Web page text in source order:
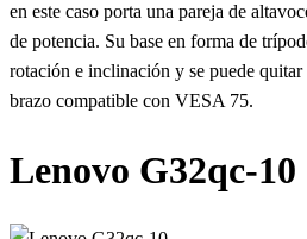
en este caso porta una pareja de
de potencia. Su base en forma de
rotación e inclinación y se puede
brazo compatible con VESA 75.
Lenovo G32qc-10